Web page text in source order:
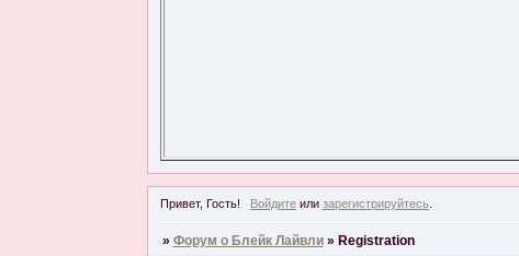
Привет, Гость! Войдитеили зарегистрируйтесь.
» Форум о Блейк Лайвли » Registration